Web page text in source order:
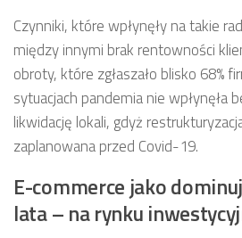
Czynniki, które wpłynęły na takie
między innymi brak rentowności
obroty, które zgłaszało blisko 68%
sytuacjach pandemia nie wpłynęła
likwidację lokali, gdyż
zaplanowana przed Covid-19.
E-commerce jako
lata – na rynku